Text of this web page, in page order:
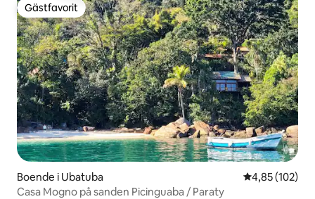
Gästfavorit
Gästfavorit
Boende i Ubatuba 4,85 av 5 i
4,85 (102)
Casa Mogno på sanden Picinguaba / Paraty